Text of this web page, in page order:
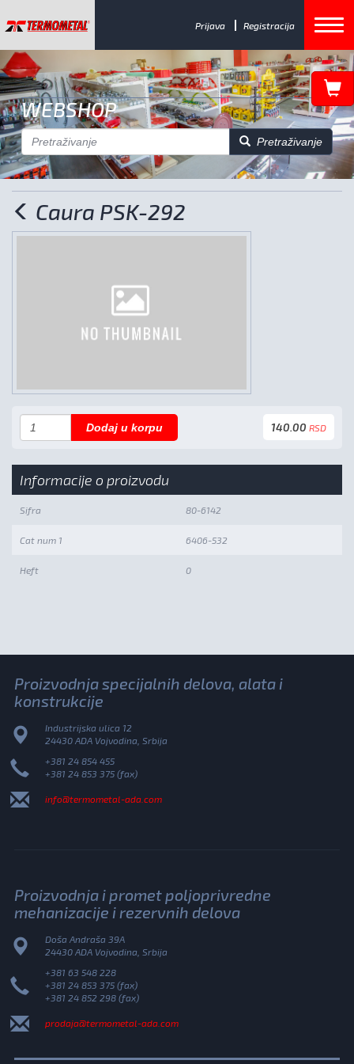
Prijava Registracija
WEBSHOP
Pretraživanje
Caura PSK-292
140.00 RSD
Dodaj u korpu
Informacije o proizvodu
Sifra 80-6142
Cat num 1 6406-532
Heft 0
Proizvodnja specijalnih delova, alata i
konstrukcije
Industrijska ulica 12
24430 ADA Vojvodina, Srbija
+381 24 854 455
+381 24 853 375 (fax)
info@termometal-ada.com
Proizvodnja i promet poljoprivredne
mehanizacije i rezervnih delova
Doša Andraša 39A
24430 ADA Vojvodina, Srbija
+381 63 548 228
+381 24 853 375 (fax)
+381 24 852 298 (fax)
prodaja@termometal-ada.com